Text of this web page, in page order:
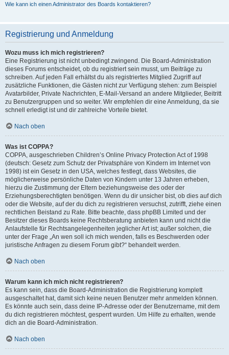
Wie kann ich einen Administrator des Boards kontaktieren?
Registrierung und Anmeldung
Wozu muss ich mich registrieren?
Eine Registrierung ist nicht unbedingt zwingend. Die Board-Administration
dieses Forums entscheidet, ob du registriert sein musst, um Beiträge zu
schreiben. Auf jeden Fall erhältst du als registriertes Mitglied Zugriff auf
zusätzliche Funktionen, die Gästen nicht zur Verfügung stehen: zum Beispiel
Avatarbilder, Private Nachrichten, E-Mail-Versand an andere Mitglieder, Beitritt
zu Benutzergruppen und so weiter. Wir empfehlen dir eine Anmeldung, da sie
schnell erledigt ist und dir zahlreiche Vorteile bietet.
Nach oben
Was ist COPPA?
COPPA, ausgeschrieben Children’s Online Privacy Protection Act of 1998
(deutsch: Gesetz zum Schutz der Privatsphäre von Kindern im Internet von
1998) ist ein Gesetz in den USA, welches festlegt, dass Websites, die
möglicherweise persönliche Daten von Kindern unter 13 Jahren erheben,
hierzu die Zustimmung der Eltern beziehungsweise des oder der
Erziehungsberechtigten benötigen. Wenn du dir unsicher bist, ob dies auf dich
oder die Website, auf der du dich zu registrieren versuchst, zutrifft, ziehe einen
rechtlichen Beistand zu Rate. Bitte beachte, dass phpBB Limited und der
Besitzer dieses Boards keine Rechtsberatung anbieten kann und nicht die
Anlaufstelle für Rechtsangelegenheiten jeglicher Art ist; außer solchen, die
unter der Frage „An wen soll ich mich wenden, falls es Beschwerden oder
juristische Anfragen zu diesem Forum gibt?“ behandelt werden.
Nach oben
Warum kann ich mich nicht registrieren?
Es kann sein, dass die Board-Administration die Registrierung komplett
ausgeschaltet hat, damit sich keine neuen Benutzer mehr anmelden können.
Es könnte auch sein, dass deine IP-Adresse oder der Benutzername, mit dem
du dich registrieren möchtest, gesperrt wurden. Um Hilfe zu erhalten, wende
dich an die Board-Administration.
Nach oben